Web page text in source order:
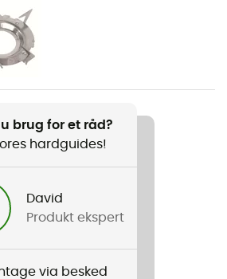
liv / Bivuak
brug for et råd?
hardguides!
David
Produkt ekspert
via besked